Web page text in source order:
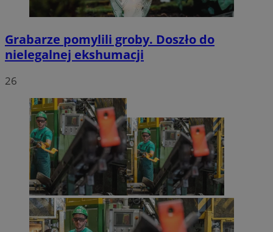
Grabarze pomylili groby. Doszło do
nielegalnej ekshumacji
26